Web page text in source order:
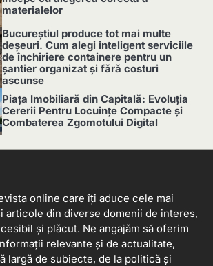
materialelor
Bucureștiul produce tot mai multe
deșeuri. Cum alegi inteligent serviciile
de închiriere containere pentru un
șantier organizat și fără costuri
ascunse
Piața Imobiliară din Capitală: Evoluția
Cererii Pentru Locuințe Compacte și
Combaterea Zgomotului Digital
online care îți aduce cele mai
articole din diverse domenii de interes,
și plăcut. Ne angajăm să oferim
relevante și de actualitate,
largă de subiecte, de la politică și